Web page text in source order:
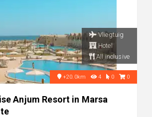
Vliegtuig
Hotel
All inclusive
+20.0km 4 0 0
Anjum Resort in Marsa